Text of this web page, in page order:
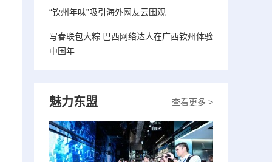
“钦州年味”吸引海外网友云围观
写春联包大粽 巴西网络达人在广西钦州体验
中国年
查看更多 >
魅力东盟